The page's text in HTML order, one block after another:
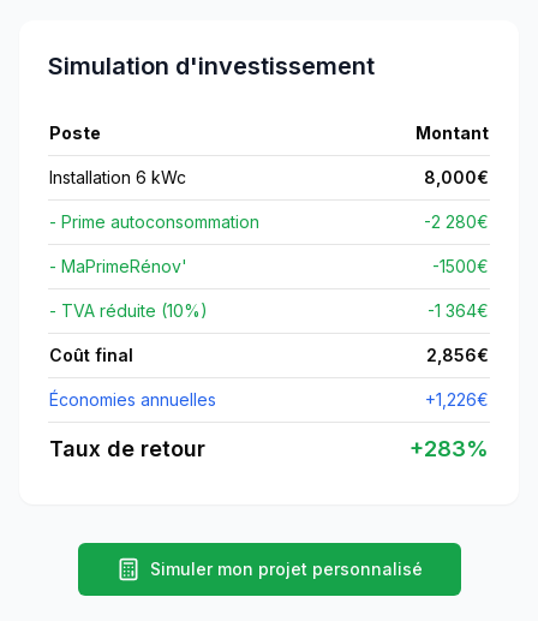
Simulation d'investissement
Poste Montant
Installation 6 kWc 8,000€
- Prime autoconsommation -2 280€
- MaPrimeRénov' -1500€
- TVA réduite (10%) -1 364€
Coût final 2,856€
Économies annuelles +1,226€
Taux de retour +283%
Simuler mon projet personnalisé